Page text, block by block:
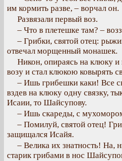
им кормить разве, – ворчал он.
Развязали первый воз.
– Что в плетешке там? –
– Грибки, святой отец:
отвечал морщенный монашек.
Никон, опираясь на клюку и
возу и стал клюкою ковырять
– Ишь грибешки каки! Все
вздев на клюку одну связку,
Исаии, то Шайсупову.
– Ишь скареды, с
– Помилуй, святой отец!
защищался Исайя.
– Велика их знатность! На,
старик грибами в нос